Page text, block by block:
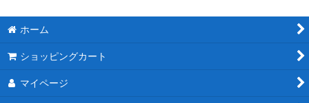
ホーム
ショッピングカート
マイページ